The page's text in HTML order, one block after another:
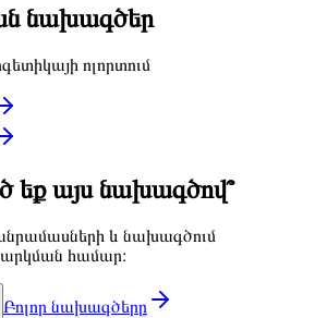
նախագծեր
ոլորտում
եք այս նախագծով՞
և նախագծում
համար։
Բոլոր նախագծերը